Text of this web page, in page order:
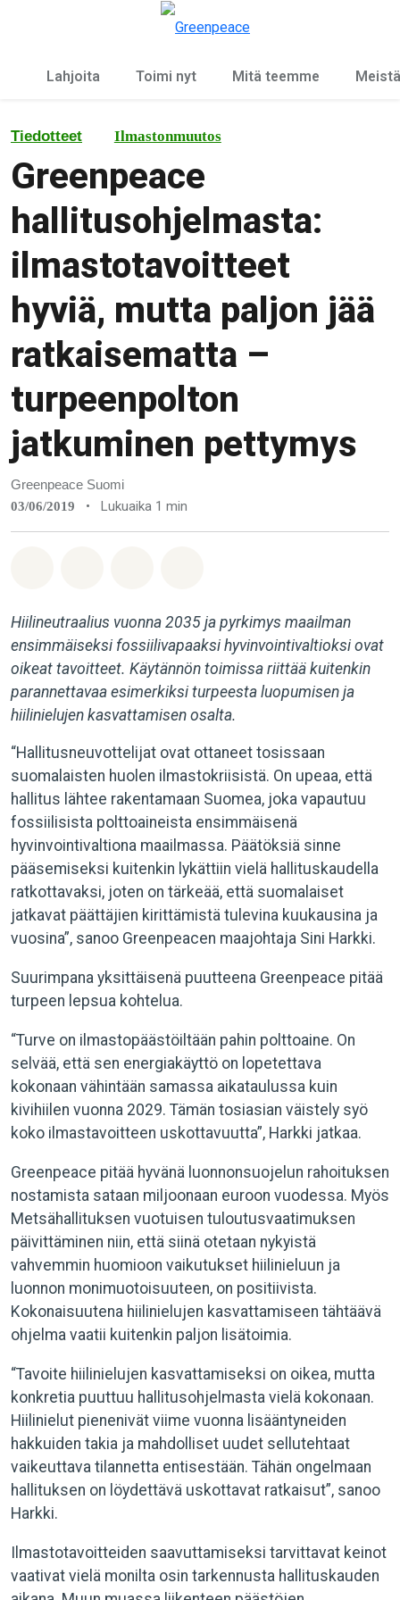
Lahjoita Toimi nyt Mitä teemme Meistä
Tiedotteet Ilmastonmuutos
Greenpeace
hallitusohjelmasta:
ilmastotavoitteet
hyviä, mutta paljon jää
ratkaisematta –
turpeenpolton
jatkuminen pettymys
Greenpeace Suomi
03/06/2019 • Lukuaika 1 min
Hiilineutraalius vuonna 2035 ja pyrkimys maailman
ensimmäiseksi fossiilivapaaksi hyvinvointivaltioksi ovat
oikeat tavoitteet. Käytännön toimissa riittää kuitenkin
parannettavaa esimerkiksi turpeesta luopumisen ja
hiilinielujen kasvattamisen osalta.
“Hallitusneuvottelijat ovat ottaneet tosissaan
suomalaisten huolen ilmastokriisistä. On upeaa, että
hallitus lähtee rakentamaan Suomea, joka vapautuu
fossiilisista polttoaineista ensimmäisenä
hyvinvointivaltiona maailmassa. Päätöksiä sinne
pääsemiseksi kuitenkin lykättiin vielä hallituskaudella
ratkottavaksi, joten on tärkeää, että suomalaiset
jatkavat päättäjien kirittämistä tulevina kuukausina ja
vuosina”, sanoo Greenpeacen maajohtaja Sini Harkki.
Suurimpana yksittäisenä puutteena Greenpeace pitää
turpeen lepsua kohtelua.
“Turve on ilmastopäästöiltään pahin polttoaine. On
selvää, että sen energiakäyttö on lopetettava
kokonaan vähintään samassa aikataulussa kuin
kivihiilen vuonna 2029. Tämän tosiasian väistely syö
koko ilmastavoitteen uskottavuutta”, Harkki jatkaa.
Greenpeace pitää hyvänä luonnonsuojelun rahoituksen
nostamista sataan miljoonaan euroon vuodessa. Myös
Metsähallituksen vuotuisen tuloutusvaatimuksen
päivittäminen niin, että siinä otetaan nykyistä
vahvemmin huomioon vaikutukset hiilinieluun ja
luonnon monimuotoisuuteen, on positiivista.
Kokonaisuutena hiilinielujen kasvattamiseen tähtäävä
ohjelma vaatii kuitenkin paljon lisätoimia.
“Tavoite hiilinielujen kasvattamiseksi on oikea, mutta
konkretia puuttuu hallitusohjelmasta vielä kokonaan.
Hiilinielut pienenivät viime vuonna lisääntyneiden
hakkuiden takia ja mahdolliset uudet sellutehtaat
vaikeuttava tilannetta entisestään. Tähän ongelmaan
hallituksen on löydettävä uskottavat ratkaisut”, sanoo
Harkki.
Ilmastotavoitteiden saavuttamiseksi tarvittavat keinot
vaativat vielä monilta osin tarkennusta hallituskauden